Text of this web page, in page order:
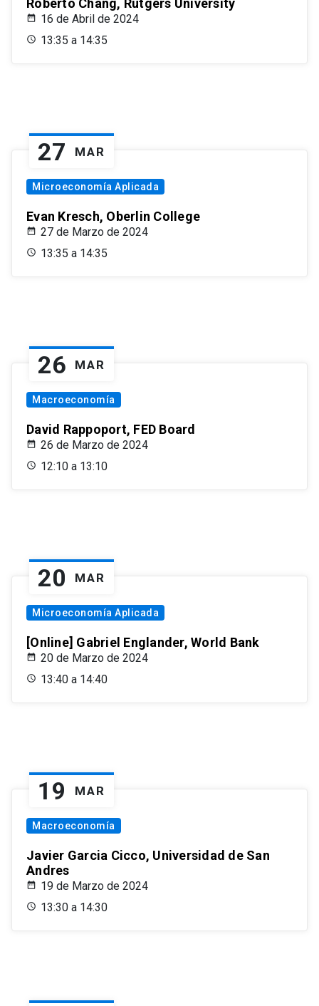
Roberto Chang, Rutgers University
16 de Abril de 2024
13:35 a 14:35
27 MAR
Microeconomía Aplicada
Evan Kresch, Oberlin College
27 de Marzo de 2024
13:35 a 14:35
26 MAR
Macroeconomía
David Rappoport, FED Board
26 de Marzo de 2024
12:10 a 13:10
20 MAR
Microeconomía Aplicada
[Online] Gabriel Englander, World Bank
20 de Marzo de 2024
13:40 a 14:40
19 MAR
Macroeconomía
Javier Garcia Cicco, Universidad de San
Andres
19 de Marzo de 2024
13:30 a 14:30